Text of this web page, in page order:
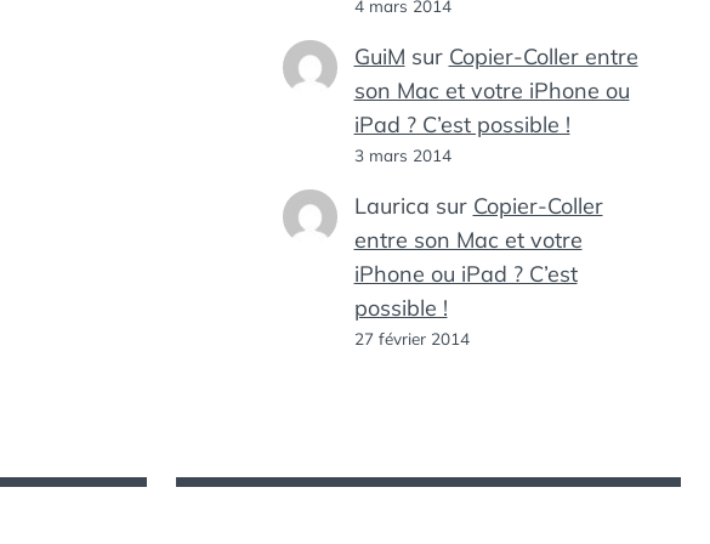
4 mars 2014
GuiM sur Copier-Coller entre
son Mac et votre iPhone ou
iPad ? C’est possible !
3 mars 2014
Laurica sur Copier-Coller
entre son Mac et votre
iPhone ou iPad ? C’est
possible !
27 février 2014